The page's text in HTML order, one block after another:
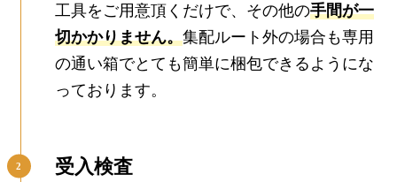
工具をご用意頂くだけで、その他の手間が一
切かかりません。集配ルート外の場合も専用
の通い箱でとても簡単に梱包できるようにな
っております。
受入検査